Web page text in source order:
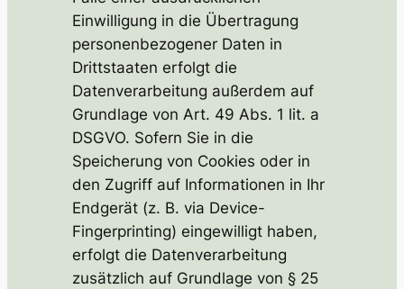
Einwilligung in die Übertragung
personenbezogener Daten in
Drittstaaten erfolgt die
Datenverarbeitung außerdem auf
Grundlage von Art. 49 Abs. 1 lit. a
DSGVO. Sofern Sie in die
Speicherung von Cookies oder in
den Zugriff auf Informationen in Ihr
Endgerät (z. B. via Device-
Fingerprinting) eingewilligt haben,
erfolgt die Datenverarbeitung
zusätzlich auf Grundlage von § 25